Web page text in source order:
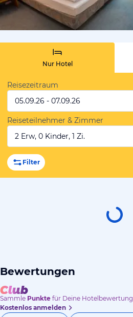
Nur Hotel
Reisezeitraum
05.09.26 - 07.09.26
Reiseteilnehmer & Zimmer
2 Erw, 0 Kinder, 1 Zi.
Filter
Bewertungen
Sammle Punkte für Deine Hotelbewertung.
Kostenlos anmelden